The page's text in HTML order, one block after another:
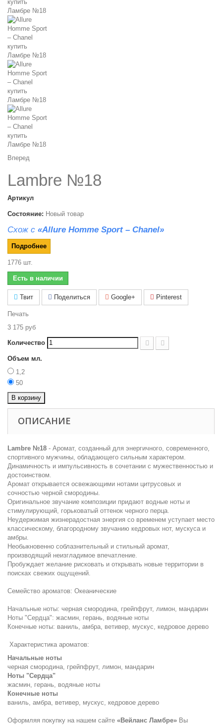
Вперед
Lambre №18
Артикул
Состояние: Новый товар
Схож с «Allure Homme Sport – Chanel»
Подробнее
1776 шт.
Есть в наличии
Твит Поделиться Google+ Pinterest
Печать
3 175 руб
Количество
Объем мл.
1,2
50
В корзину
ОПИСАНИЕ
Lambre №18 - Аромат, созданный для энергичного, современного,
спортивного мужчины, обладающего сильным характером.
Динамичность и импульсивность в сочетании с мужественностью и
достоинством.
Аромат открывается освежающими нотами цитрусовых и
сочностью черной смородины.
Оригинальное звучание композиции придают водные ноты и
стимулирующий, горьковатый оттенок черного перца.
Неудержимая жизнерадостная энергия со временем уступает место
классическому, благородному звучанию кедровых нот, мускуса и
амбры.
Необыкновенно соблазнительный и стильный аромат,
производящий неизгладимое впечатление.
Пробуждает желание рисковать и открывать новые территории в
поисках свежих ощущений.
Семейство ароматов: Океанические
Начальные ноты: черная смородина, грейпфрут, лимон, мандарин
Ноты "Сердца": жасмин, герань, водяные ноты
Конечные ноты: ваниль, амбра, ветивер, мускус, кедровое дерево
Характеристика ароматов:
Начальные ноты
черная смородина, грейпфрут, лимон, мандарин
Ноты "Сердца"
жасмин, герань, водяные ноты
Конечные ноты
ваниль, амбра, ветивер, мускус, кедровое дерево
Оформляя покупку на нашем сайте «Вейланс Ламбре» Вы